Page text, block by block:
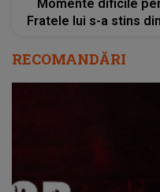
Momente dificile
Fratele lui s-a stins
RECOMANDĂRI